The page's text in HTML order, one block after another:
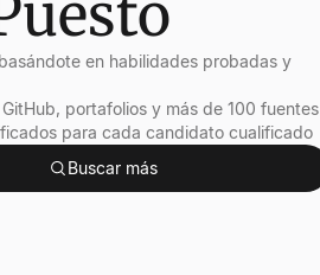
en habilidades probadas y
portafolios y más de 100 fuentes
para cada candidato cualificado
Buscar más